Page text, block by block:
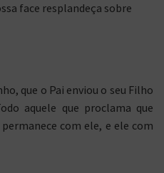
face resplandeça sobre
que o Pai enviou o seu Filho
aquele que proclama que
com ele, e ele com